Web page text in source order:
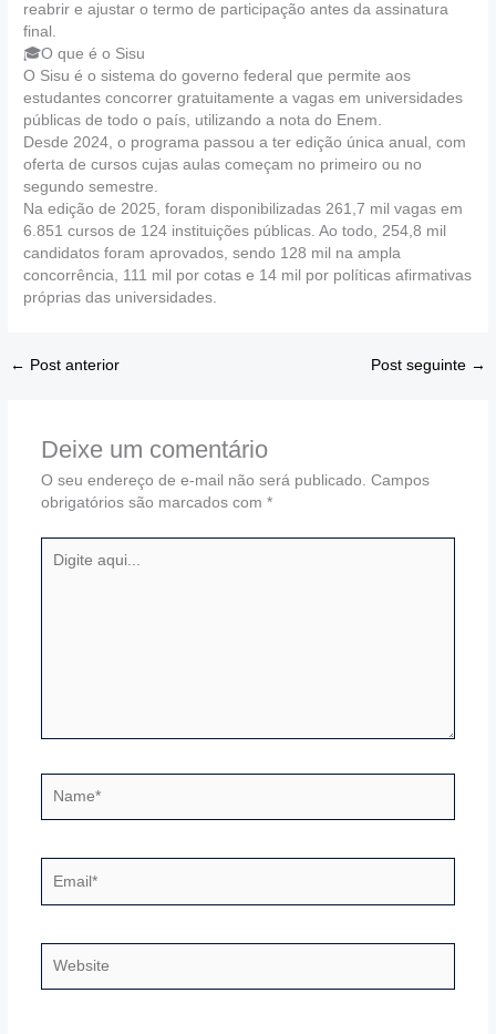
reabrir e ajustar o termo de participação antes da assinatura
final.
🎓O que é o Sisu
O Sisu é o sistema do governo federal que permite aos
estudantes concorrer gratuitamente a vagas em universidades
públicas de todo o país, utilizando a nota do Enem.
Desde 2024, o programa passou a ter edição única anual, com
oferta de cursos cujas aulas começam no primeiro ou no
segundo semestre.
Na edição de 2025, foram disponibilizadas 261,7 mil vagas em
6.851 cursos de 124 instituições públicas. Ao todo, 254,8 mil
candidatos foram aprovados, sendo 128 mil na ampla
concorrência, 111 mil por cotas e 14 mil por políticas afirmativas
próprias das universidades.
← Post anterior Post seguinte →
Deixe um comentário
O seu endereço de e-mail não será publicado. Campos
obrigatórios são marcados com *
aqui...